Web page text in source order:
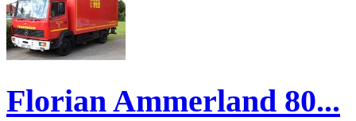
Florian Ammerland 80...